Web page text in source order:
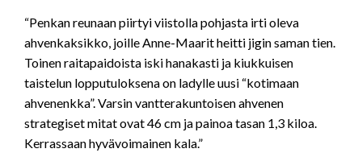
“Penkan reunaan piirtyi viistolla pohjasta irti oleva
ahvenkaksikko, joille Anne-Maarit heitti jigin saman tien.
Toinen raitapaidoista iski hanakasti ja kiukkuisen
taistelun lopputuloksena on ladylle uusi “kotimaan
ahvenenkka”. Varsin vantterakuntoisen ahvenen
strategiset mitat ovat 46 cm ja painoa tasan 1,3 kiloa.
Kerrassaan hyvävoimainen kala.”